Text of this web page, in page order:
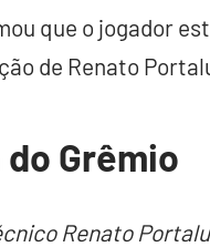
que o jogador
de Renato
Grêmio
Renato